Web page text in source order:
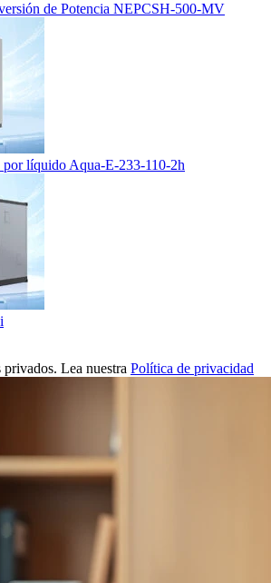
de Potencia NEPCSH-500-MV
por líquido Aqua-E-233-110-2h
privados. Lea nuestra Política de privacidad